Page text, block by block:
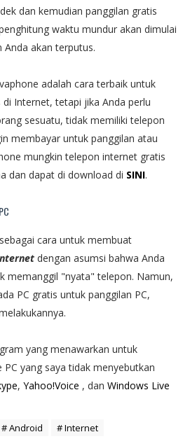
dan kemudian panggilan gratis
waktu mundur akan dimulai
Anda akan terputus.
adalah cara terbaik untuk
Internet, tetapi jika Anda perlu
sesuatu, tidak memiliki telepon
membayar untuk panggilan atau
mungkin telepon internet gratis
dan dapat di download di SINI.
cara untuk membuat
dengan asumsi bahwa Anda
memanggil "nyata" telepon. Namun,
PC gratis untuk panggilan PC,
yang menawarkan untuk
PC yang saya tidak menyebutkan
, Yahoo!Voice , dan Windows Live
# Android # Internet